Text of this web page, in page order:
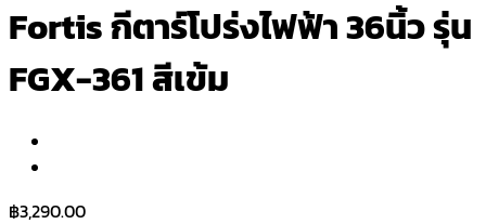
Fortis กีตาร์โปร่งไฟฟ้า 36นิ้ว รุ่น
FGX-361 สีเข้ม
฿3,290.00